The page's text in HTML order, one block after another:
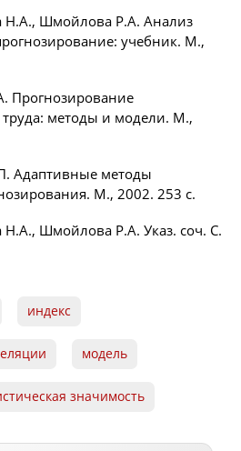
Н.А., Шмойлова Р.А. Анализ
учебник. М.,
Прогнозирование
методы и модели. М.,
Адаптивные методы
М., 2002. 253 с.
Н.А., Шмойлова Р.А. Указ. соч. С.
индекс
модель
значимость